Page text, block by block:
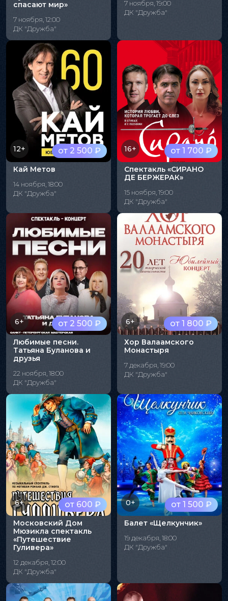
спасают мир»
7 ноября, 12:00
ДК "Дружба"
7 ноября, 19:00
ДК "Дружба"
от 2 500 ₽
12+
Кай Метов
14 ноября, 18:00
ДК "Дружба"
от 1 700 ₽
16+
Спектакль «СИРАНО
ДЕ БЕРЖЕРАК»
15 ноября, 19:00
ДК "Дружба"
от 2 500 ₽
6+
Любимые песни.
Татьяна Буланова и
друзья
22 ноября, 18:00
ДК "Дружба"
от 1 800 ₽
6+
Хор Валаамского
Монастыря
7 декабря, 19:00
ДК "Дружба"
от 600 ₽
6+
Московский Дом
Мюзикла спектакль
«Путешествие
Гуливера»
12 декабря, 12:00
ДК "Дружба"
от 1 500 ₽
0+
Балет «Щелкунчик»
19 декабря, 18:00
ДК "Дружба"